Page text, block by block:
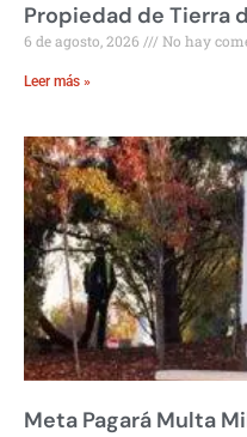
Propiedad de Tierra
6 de agosto, 2026 No hay
Leer más »
Meta Pagará Multa